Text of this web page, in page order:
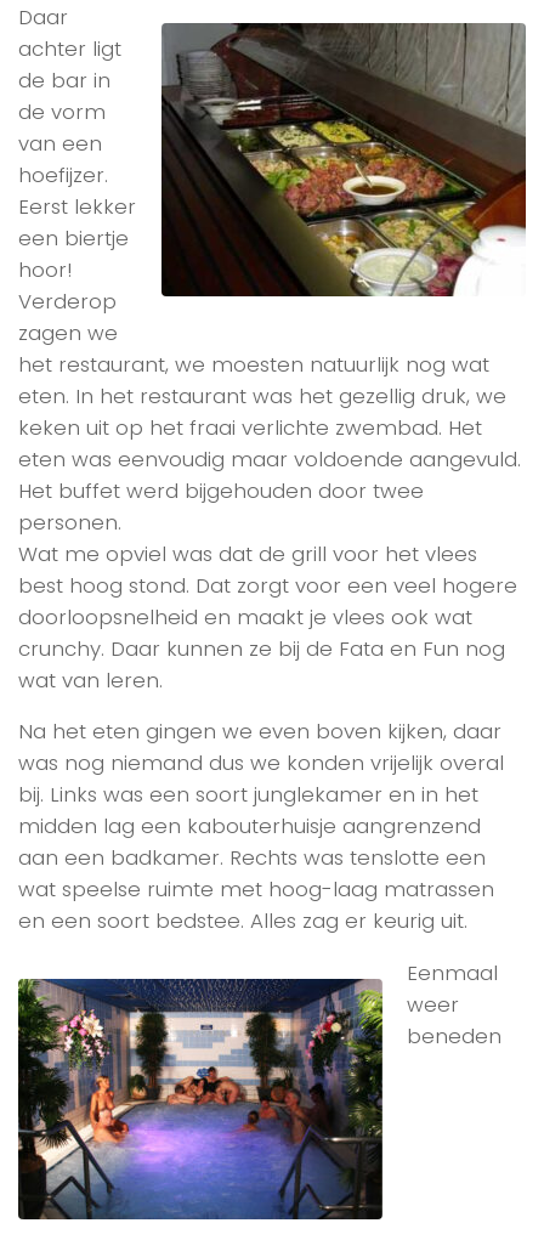
Daar
achter ligt
de bar in
de vorm
van een
hoefijzer.
Eerst lekker
een biertje
hoor!
Verderop
zagen we
het restaurant, we moesten natuurlijk nog wat
eten. In het restaurant was het gezellig druk, we
keken uit op het fraai verlichte zwembad. Het
eten was eenvoudig maar voldoende aangevuld.
Het buffet werd bijgehouden door twee
personen.
Wat me opviel was dat de grill voor het vlees
best hoog stond. Dat zorgt voor een veel hogere
doorloopsnelheid en maakt je vlees ook wat
crunchy. Daar kunnen ze bij de Fata en Fun nog
wat van leren.
Na het eten gingen we even boven kijken, daar
was nog niemand dus we konden vrijelijk overal
bij. Links was een soort junglekamer en in het
midden lag een kabouterhuisje aangrenzend
aan een badkamer. Rechts was tenslotte een
wat speelse ruimte met hoog-laag matrassen
en een soort bedstee. Alles zag er keurig uit.
Eenmaal
weer
beneden